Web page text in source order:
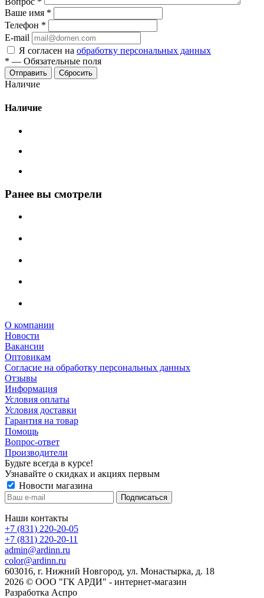
Ваше имя *
Телефон *
E-mail
Я согласен на обработку персональных данных
* — Обязательные поля
Сбросить
Наличие
Наличие
Ранее вы смотрели
О компании
Новости
Вакансии
Оптовикам
Cогласие на обработку персональных данных
Отзывы
Информация
Условия оплаты
Условия доставки
Гарантия на товар
Помощь
Вопрос-ответ
Производители
Будьте всегда в курсе!
Узнавайте о скидках и акциях первым
Новости магазина
Наши контакты
+7 (831) 220-20-05
+7 (831) 220-20-11
admin@ardinn.ru
color@ardinn.ru
603016, г. Нижний Новгород, ул. Монастырка, д. 18
2026 © ООО "ГК АРДИ" - интернет-магазин
Разработка Аспро